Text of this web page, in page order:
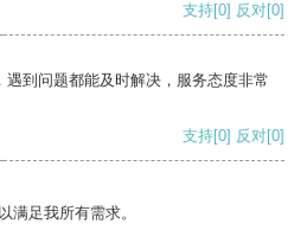
支持[0] 反对[0]
到问题都能及时解决，服务态度非常
支持[0] 反对[0]
满足我所有需求。